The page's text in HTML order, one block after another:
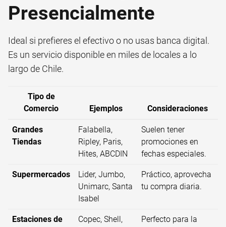
Presencialmente
Ideal si prefieres el efectivo o no usas banca digital.
Es un servicio disponible en miles de locales a lo
largo de Chile.
Tipo de
Comercio
Ejemplos Consideraciones
Grandes
Tiendas
Falabella,
Ripley, Paris,
Hites, ABCDIN
Suelen tener
promociones en
fechas especiales.
Supermercados
Lider, Jumbo,
Unimarc, Santa
Isabel
Práctico, aprovecha
tu compra diaria.
Estaciones de
Copec, Shell,
Perfecto para la